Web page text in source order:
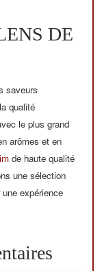
DE
saveurs
qualité
le plus grand
arômes et en
de haute qualité
une sélection
expérience